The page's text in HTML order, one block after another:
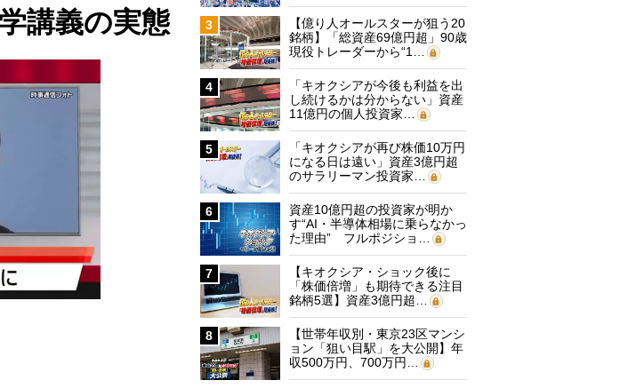
講義の実態
3
【億り人オールスターが狙う20
銘柄】「総資産69億円超」90歳
現役トレーダーから“1…
4
「キオクシアが今後も利益を出
し続けるかは分からない」資産
11億円の個人投資家…
5
「キオクシアが再び株価10万円
になる日は遠い」資産3億円超
のサラリーマン投資家…
6
資産10億円超の投資家が明か
す“AI・半導体相場に乗らなかっ
た理由” フルポジショ…
7
【キオクシア・ショック後に
「株価倍増」も期待できる注目
銘柄5選】資産3億円超…
8
【世帯年収別・東京23区マンシ
ョン「狙い目駅」を大公開】年
収500万円、700万円…